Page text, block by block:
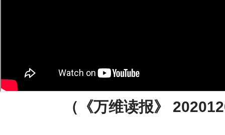
（《万维读报》